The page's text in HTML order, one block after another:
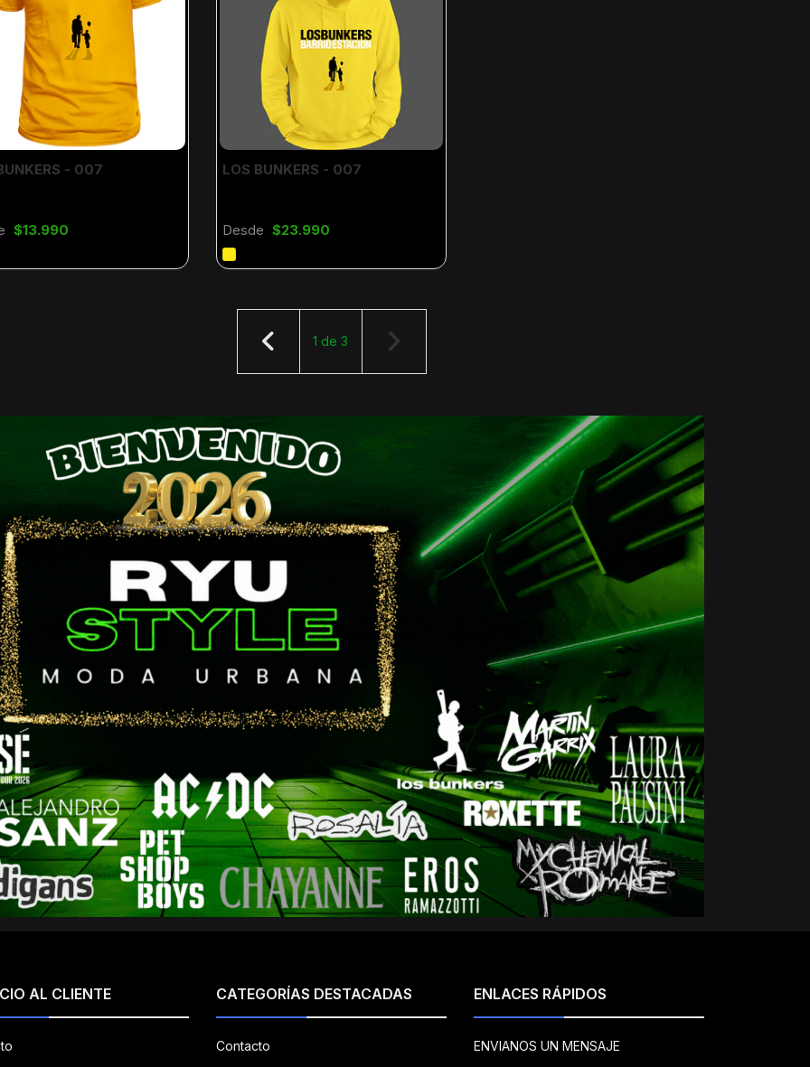
- 007
$13.990
LOS BUNKERS - 007
Desde $23.990
1 de 3
AL CLIENTE CATEGORÍAS DESTACADAS
Contacto
ENLACES RÁPIDOS
ENVIANOS UN MENSAJE